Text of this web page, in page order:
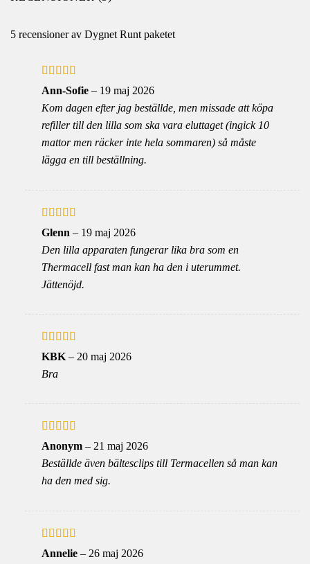
5 recensioner av Dygnet Runt paketet
Betygsatt
4av 5
Ann-Sofie – 19 maj 2026
Kom dagen efter jag beställde, men missade att köpa
refiller till den lilla som ska vara eluttaget (ingick 10
mattor men räcker inte hela sommaren) så måste
lägga en till beställning.
Betygsatt5
av 5
Glenn – 19 maj 2026
Den lilla apparaten fungerar lika bra som en
Thermacell fast man kan ha den i uterummet.
Jättenöjd.
Betygsatt5
av 5
KBK – 20 maj 2026
Bra
Betygsatt
Anonym – 21 maj 2026
Beställde även bältesclips till Termacellen så man kan
ha den med sig.
Betygsatt
5
av 5
Annelie – 26 maj 2026